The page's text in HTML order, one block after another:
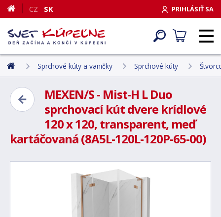
PRIHLÁSIŤ SA
CZ SK
Sprchové kúty a vaničky Sprchové kúty
MEXEN/S - Mist-H L Duo
sprchovací kút dvere krídlové
120 x 120, transparent, meď
kartáčovaná (8A5L-120L-120P-65-00)